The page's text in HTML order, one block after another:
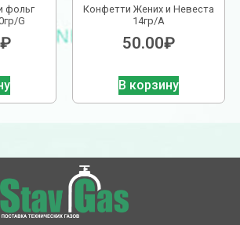
фольг
G
₽
Конфетти Жених и Невеста
14гр/A
50.00₽
В корзину